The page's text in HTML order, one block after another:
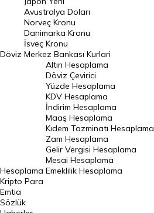
Danimarka Kronu Kuru
Kanada Doları Kuru
Norveç Kronu Kuru
İsveç Kronu Kuru
Japon Yeni Kuru
Serbest Piyasa Döviz Kurları
Merkez Bankası Döviz Kurları
Altın Fiyatları
Gram Altın Fiyatı
Döviz
Avustralya Doları
Norveç Kronu
Danimarka Kronu
İsveç Kronu
Merkez Bankası Kurlari
Hesaplama
Altın Hesaplama
Döviz Çevirici
Yüzde Hesaplama
KDV Hesaplama
İndirim Hesaplama
Maaş Hesaplama
Kıdem Tazminatı Hesaplama
Zam Hesaplama
Gelir Vergisi Hesaplama
Mesai Hesaplama
Emeklilik Hesaplama
Kripto Para
Emtia
Sözlük